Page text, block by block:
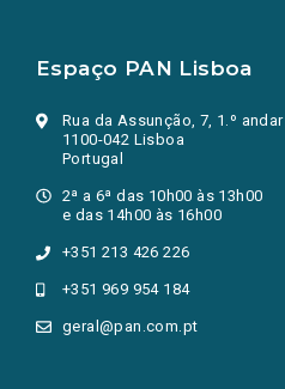
Espaço PAN Lisboa
Rua da Assunção, 7, 1.º andar
1100-042 Lisboa
Portugal
2ª a 6ª das 10h00 às 13h00
e das 14h00 às 16h00
+351 213 426 226
+351 969 954 184
geral@pan.com.pt